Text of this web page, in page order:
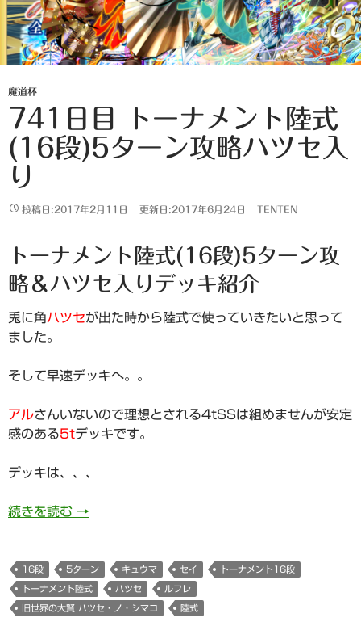
魔道杯
741日目 トーナメント陸式
(16段)5ターン攻略ハツセ入
り
投稿日:2017年2月11日 更新日:2017年6月24日 TENTEN
トーナメント陸式(16段)5ターン攻
略＆ハツセ入りデッキ紹介
兎に角ハツセが出た時から陸式で使っていきたいと思って
ました。
そして早速デッキへ。。
アルさんいないので理想とされる4tSSは組めませんが安定
感のある5tデッキです。
デッキは、、、
続きを読む 741日目 トーナメント陸式(16段)5ターン攻略
→
16段 5ターン キュウマ セイ トーナメント16段
トーナメント陸式 ハツセ ルフレ
旧世界の大賢 ハツセ・ノ・シマコ 陸式